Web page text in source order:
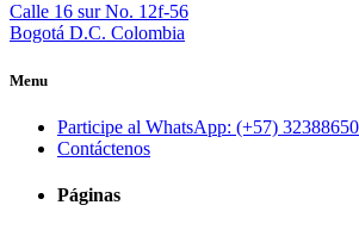
Calle 16 sur No. 12f-56
Bogotá D.C. Colombia
Menu
Participe al WhatsApp: (+57)
Contáctenos
Páginas